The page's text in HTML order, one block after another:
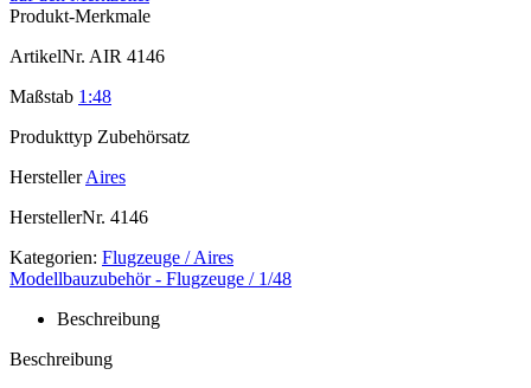
Produkt-Merkmale
ArtikelNr. AIR 4146
Maßstab 1:48
Produkttyp Zubehörsatz
Hersteller Aires
HerstellerNr. 4146
Kategorien: Flugzeuge / Aires
Modellbauzubehör - Flugzeuge / 1/48
Beschreibung
Beschreibung